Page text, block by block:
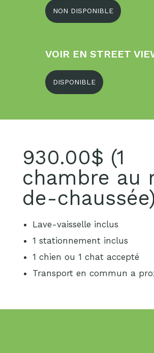
NON DISPONIBLE
VOIR EN STREET
DISPONIBLE
930.00$ (1
chambre au
de-
Lave-vaisselle inclus
1 stationnement inclus
1 chien ou 1 chat accepté
Transport en commun a